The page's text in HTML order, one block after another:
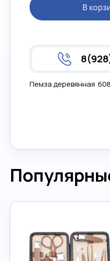
В
Пемза деревянная